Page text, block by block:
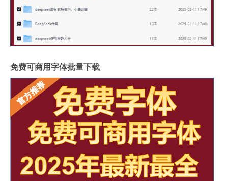
免费可商用字体批量下载